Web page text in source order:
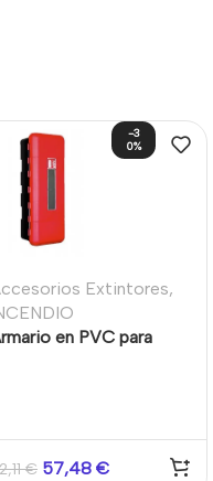
-3
0%
Extintores,
en PVC para
€ 57,48 €